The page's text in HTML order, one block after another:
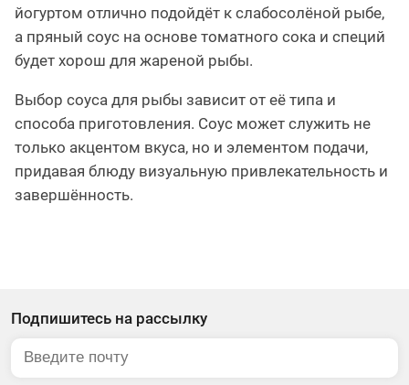
йогуртом отлично подойдёт к слабосолёной рыбе,
а пряный соус на основе томатного сока и специй
будет хорош для жареной рыбы.
Выбор соуса для рыбы зависит от её типа и
способа приготовления. Соус может служить не
только акцентом вкуса, но и элементом подачи,
придавая блюду визуальную привлекательность и
завершённость.
Подпишитесь на рассылку